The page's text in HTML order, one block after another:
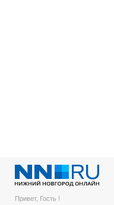
Привет, Гость !